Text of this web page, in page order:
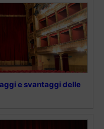
e svantaggi delle